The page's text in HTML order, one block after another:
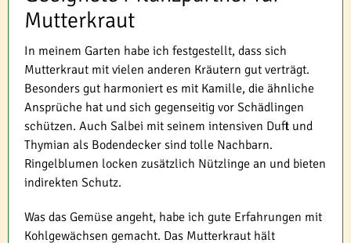
Mutterkraut
In meinem Garten habe ich festgestellt, dass sich
Mutterkraut mit vielen anderen Kräutern gut verträgt.
Besonders gut harmoniert es mit Kamille, die ähnliche
Ansprüche hat und sich gegenseitig vor Schädlingen
schützen. Auch Salbei mit seinem intensiven Duft und
Thymian als Bodendecker sind tolle Nachbarn.
Ringelblumen locken zusätzlich Nützlinge an und bieten
indirekten Schutz.
Was das Gemüse angeht, habe ich gute Erfahrungen mit
Kohlgewächsen gemacht. Das Mutterkraut hält